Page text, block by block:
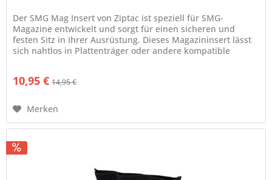
Der SMG Mag Insert von Ziptac ist speziell für SMG-
Magazine entwickelt und sorgt für einen sicheren und
festen Sitz in Ihrer Ausrüstung. Dieses Magazininsert lässt
sich nahtlos in Plattenträger oder andere kompatible
10,95 € 14,95 €
Merken